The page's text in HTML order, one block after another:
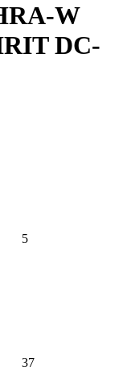
W
DC-
5
37